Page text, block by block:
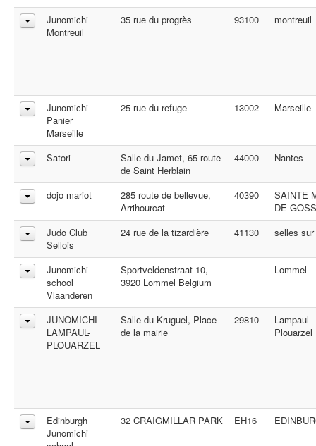
Junomichi
Montreuil
35 rue du progrès 93100 montreuil
Junomichi
Panier
Marseille
25 rue du refuge 13002 Marseille
Satori
Salle du Jamet, 65 route
de Saint Herblain
44000 Nantes
dojo mariot
285 route de bellevue,
Arrihourcat
40390
SAINTE
DE
Judo Club
Sellois
24 rue de la tizardière 41130 selles
Junomichi
school
Vlaanderen
Sportveldenstraat 10,
3920 Lommel Belgium
Lommel
JUNOMICHI
LAMPAUL-
PLOUARZEL
Salle du Kruguel, Place
de la mairie
29810
Lampaul-
Plouarzel
Edinburgh
Junomichi
32 CRAIGMILLAR PARK EH16